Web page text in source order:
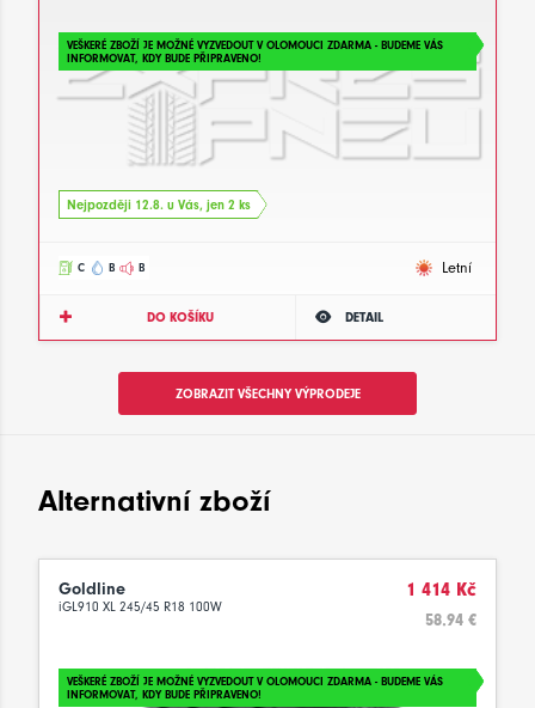
VEŠKERÉ ZBOŽÍ JE MOŽNÉ VYZVEDOUT V OLOMOUCI ZDARMA - BUDEME VÁS
INFORMOVAT, KDY BUDE PŘIPRAVENO!
Nejpozději 12.8. u Vás, jen 2 ks
C B B Letní
DO KOŠÍKU DETAIL
ZOBRAZIT VŠECHNY VÝPRODEJE
Alternativní zboží
Goldline
iGL910 XL 245/45 R18 100W
1 414 Kč
58.94 €
VEŠKERÉ ZBOŽÍ JE MOŽNÉ VYZVEDOUT V OLOMOUCI ZDARMA - BUDEME VÁS
INFORMOVAT, KDY BUDE PŘIPRAVENO!